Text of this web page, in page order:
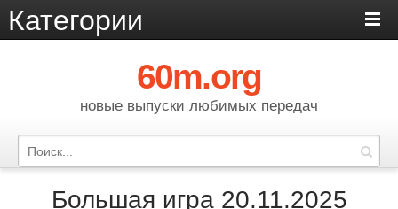
Категории
60m.org
новые выпуски любимых передач
Большая игра 20.11.2025